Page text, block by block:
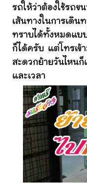
รถให้ว่าต้องใช้รถข
เส้นทางในการเดิน
ทราบได้ทั้งหมดแบ
ก็ได้ครับ แต่โทรเข้
สะดวกย้ายวันไหน
และเวลา